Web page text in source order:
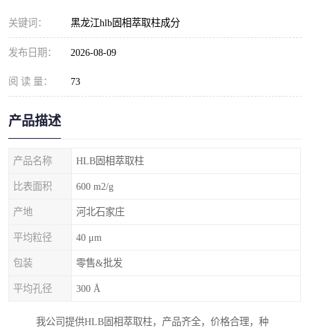
关键词： 黑龙江hlb固相萃取柱成分
发布日期： 2026-08-09
阅 读 量： 73
产品描述
产品名称 HLB固相萃取柱
比表面积 600 m2/g
产地 河北石家庄
平均粒径 40 μm
包装 零售&批发
平均孔径 300 Å
我公司提供HLB固相萃取柱，产品齐全，价格合理，种